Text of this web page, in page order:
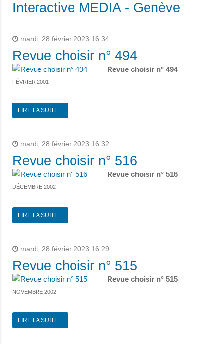
Interactive MEDIA - Genève
mardi, 28 février 2023 16:34
Revue choisir n° 494
Revue choisir n° 494
FÉVRIER 2001
LIRE LA SUITE...
mardi, 28 février 2023 16:32
Revue choisir n° 516
Revue choisir n° 516
DÉCEMBRE 2002
LIRE LA SUITE...
mardi, 28 février 2023 16:29
Revue choisir n° 515
Revue choisir n° 515
NOVEMBRE 2002
LIRE LA SUITE...